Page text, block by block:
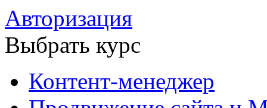
Авторизация
Выбрать курс
Контент-менеджер